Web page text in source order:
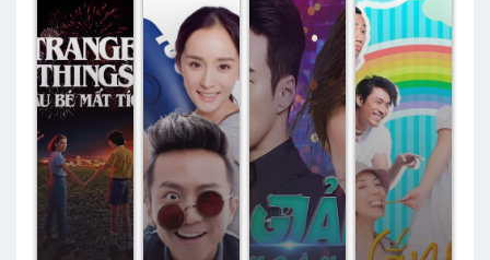
HTV3 Lồng
Tiếng –
Status: HD
Lồng Tiếng
Status: 56 /
56 Thuyết
Minh
HD Lồng
Tiếng
Status: 13/
13 Thuyết
Minh